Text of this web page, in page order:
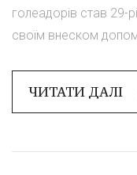
голеадорів став 29-
своїм внеском
ЧИТАТИ ДАЛІ